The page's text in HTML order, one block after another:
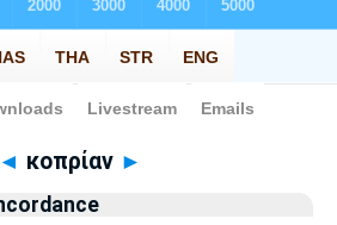
Bible>Strong's > Greek
◄ κοπρίαν ►